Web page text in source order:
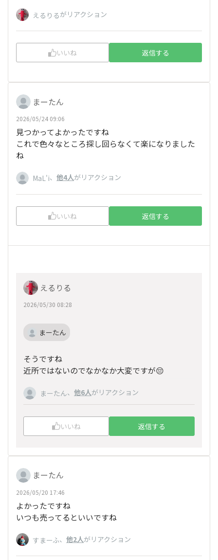
えるりるがリアクション
いいね 返信する
まーたん
2026/05/24 09:06
見つかってよかったですね
これで色々なところ探し回らなくて楽になりました
ね
MaL'i、 他4人がリアクション
いいね 返信する
えるりる
2026/05/30 08:28
まーたん
そうですね
近所ではないのでなかなか大変ですが😔
まーたん、 他6人がリアクション
いいね 返信する
まーたん
2026/05/20 17:46
よかったですね
いつも売ってるといいですね
すまーふ、 他2人がリアクション